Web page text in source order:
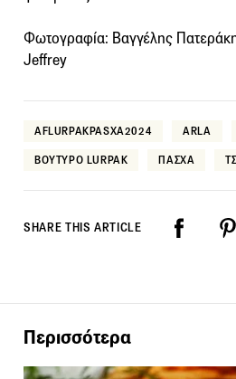
Φωτογραφία: Βαγγέλης
Jeffrey
AFLURPAKPASXA2024 ARLA
ΒΟΥΤΥΡΟ LURPAK ΠΑΣΧΑ
SHARE THIS ARTICLE
Περισσότερα